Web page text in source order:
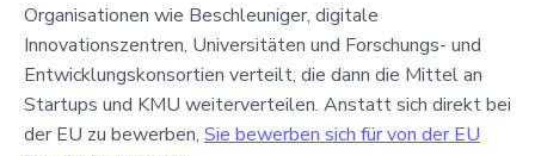
Organisationen wie Beschleuniger, digitale
Innovationszentren, Universitäten und Forschungs- und
Entwicklungskonsortien verteilt, die dann die Mittel an
Startups und KMU weiterverteilen. Anstatt sich direkt bei
der EU zu bewerben, Sie bewerben sich für von der EU